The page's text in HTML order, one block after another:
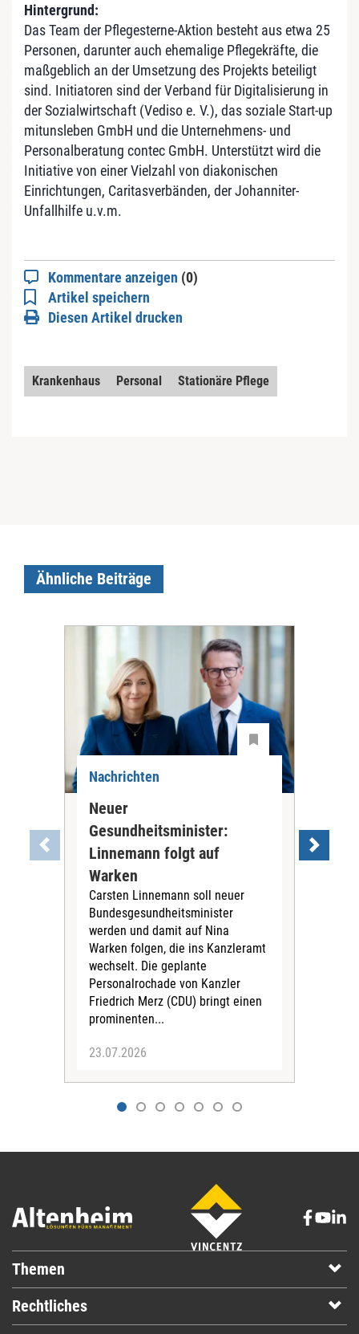
Hintergrund:
Das Team der Pflegesterne-Aktion besteht aus etwa 25
Personen, darunter auch ehemalige Pflegekräfte, die
maßgeblich an der Umsetzung des Projekts beteiligt
sind. Initiatoren sind der Verband für Digitalisierung in
der Sozialwirtschaft (Vediso e. V.), das soziale Start-up
mitunsleben GmbH und die Unternehmens- und
Personalberatung contec GmbH. Unterstützt wird die
Initiative von einer Vielzahl von diakonischen
Einrichtungen, Caritasverbänden, der Johanniter-
Unfallhilfe u.v.m.
Kommentare anzeigen (0)
Artikel speichern
Diesen Artikel drucken
Krankenhaus Personal Stationäre Pflege
Ähnliche Beiträge
Nachrichten
Neuer
Gesundheitsminister:
Linnemann folgt auf
Warken
Carsten Linnemann soll neuer
Bundesgesundheitsminister
werden und damit auf Nina
Warken folgen, die ins Kanzleramt
wechselt. Die geplante
Personalrochade von Kanzler
Friedrich Merz (CDU) bringt einen
prominenten...
23.07.2026
Themen
Rechtliches